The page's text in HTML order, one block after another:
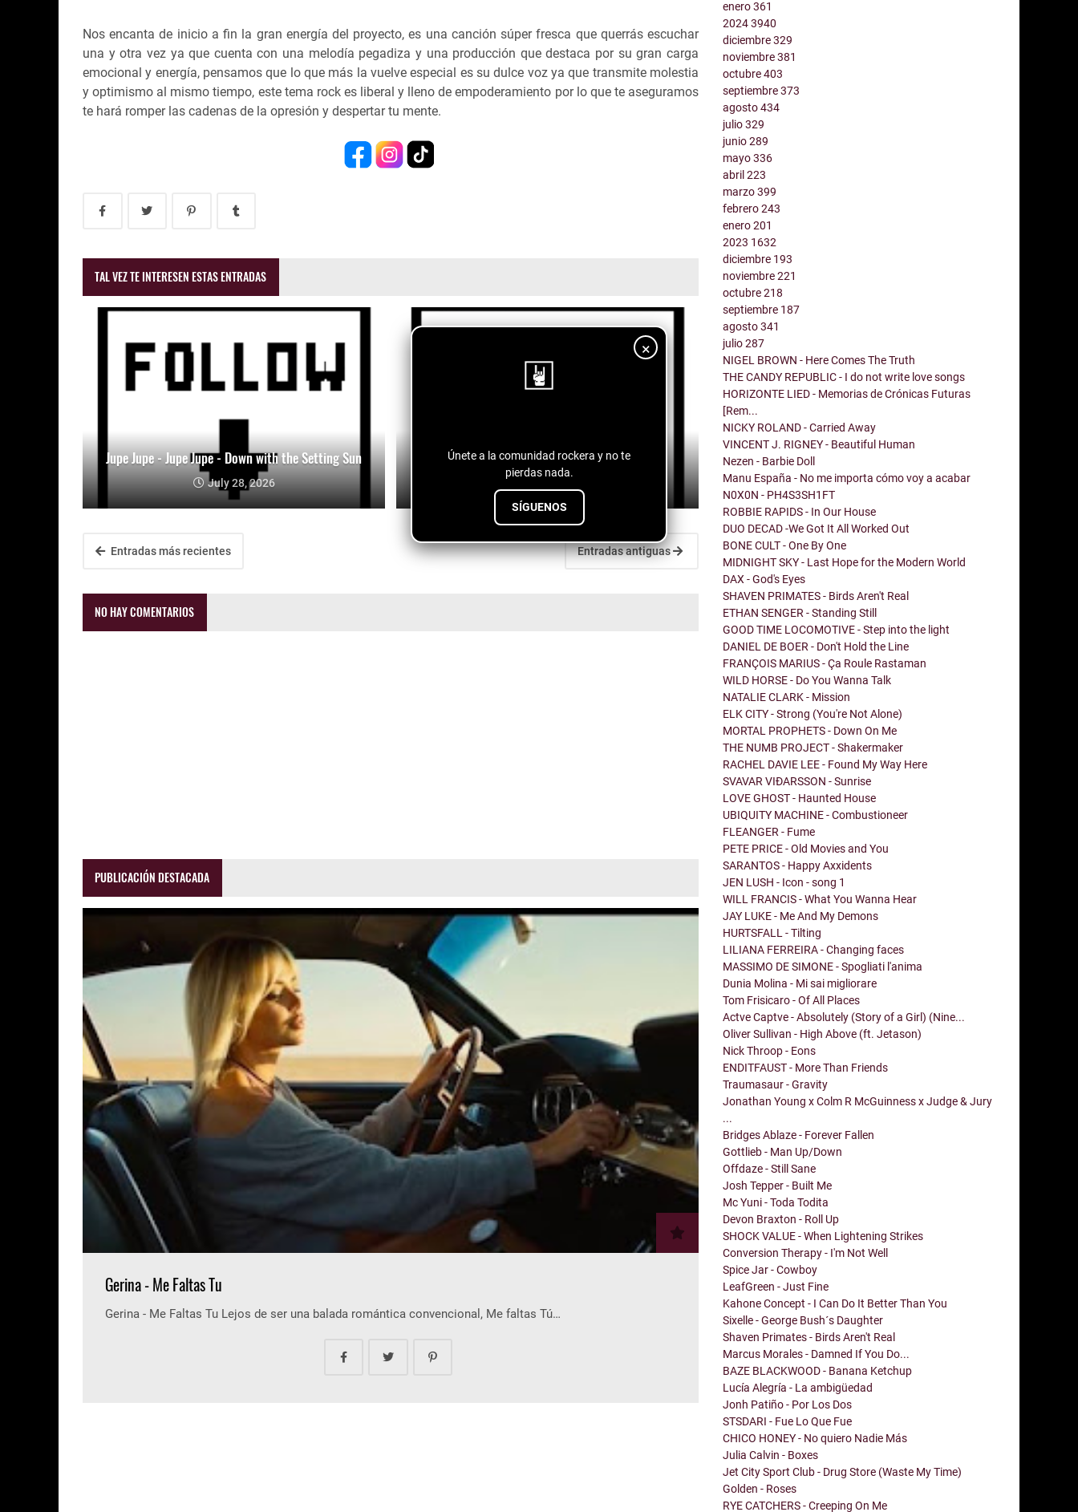
×
Únete a la comunidad rockera y no te
pierdas nada.
SÍGUENOS
Nos encanta de inicio a fin la gran energía del proyecto, es una canción súper fresca que querrás escuchar
una y otra vez ya que cuenta con una melodía pegadiza y una producción que destaca por su gran carga
emocional y energía, pensamos que lo que más la vuelve especial es su dulce voz ya que transmite molestia
y optimismo al mismo tiempo, este tema rock es liberal y lleno de empoderamiento por lo que te aseguramos
te hará romper las cadenas de la opresión y despertar tu mente.
TAL VEZ TE INTERESEN ESTAS ENTRADAS
Jupe Jupe - Jupe Jupe - Down with the Setting Sun
July 28, 2026
Dos Santos - Es Amor
Entradas más recientes Entradas antiguas
NO HAY COMENTARIOS
PUBLICACIÓN DESTACADA
Gerina - Me Faltas Tu
Gerina - Me Faltas Tu Lejos de ser una balada romántica convencional, Me faltas Tú…
enero361
20243940
diciembre329
noviembre381
octubre403
septiembre373
agosto434
julio329
junio289
mayo336
abril223
marzo399
febrero243
enero201
2023 1632
diciembre 193
noviembre221
octubre218
septiembre 187
agosto341
julio287
NIGEL BROWN - Here Comes The Truth
THE CANDY REPUBLIC - I do not write love songs
HORIZONTE LIED - Memorias de Crónicas Futuras
[Rem...
NICKY ROLAND - Carried Away
VINCENT J. RIGNEY - Beautiful Human
Nezen - Barbie Doll
Manu España - No me importa cómo voy a acabar
N0X0N - PH4S3SH1FT
ROBBIE RAPIDS - In Our House
DUO DECAD -We Got It All Worked Out
BONE CULT - One By One
MIDNIGHT SKY - Last Hope for the Modern World
DAX - God's Eyes
SHAVEN PRIMATES - Birds Aren't Real
ETHAN SENGER - Standing Still
GOOD TIME LOCOMOTIVE - Step into the light
DANIEL DE BOER - Don't Hold the Line
FRANÇOIS MARIUS - Ça Roule Rastaman
WILD HORSE - Do You Wanna Talk
NATALIE CLARK - Mission
ELK CITY - Strong (You're Not Alone)
MORTAL PROPHETS - Down On Me
THE NUMB PROJECT - Shakermaker
RACHEL DAVIE LEE - Found My Way Here
SVAVAR VIÐARSSON - Sunrise
LOVE GHOST - Haunted House
UBIQUITY MACHINE - Combustioneer
FLEANGER - Fume
PETE PRICE - Old Movies and You
SARANTOS - Happy Axxidents
JEN LUSH - Icon - song 1
WILL FRANCIS - What You Wanna Hear
JAY LUKE - Me And My Demons
HURTSFALL - Tilting
LILIANA FERREIRA - Changing faces
MASSIMO DE SIMONE - Spogliati l'anima
Dunia Molina - Mi sai migliorare
Tom Frisicaro - Of All Places
Actve Captve - Absolutely (Story of a Girl) (Nine...
Oliver Sullivan - High Above (ft. Jetason)
Nick Throop - Eons
ENDITFAUST - More Than Friends
Traumasaur - Gravity
Jonathan Young x Colm R McGuinness x Judge & Jury
...
Bridges Ablaze - Forever Fallen
Gottlieb - Man Up/Down
Offdaze - Still Sane
Josh Tepper - Built Me
Mc Yuni - Toda Todita
Devon Braxton - Roll Up
SHOCK VALUE - When Lightening Strikes
Conversion Therapy - I'm Not Well
Spice Jar - Cowboy
LeafGreen - Just Fine
Kahone Concept - I Can Do It Better Than You
Sixelle - George Bush´s Daughter
Shaven Primates - Birds Aren't Real
Marcus Morales - Damned If You Do...
BAZE BLACKWOOD - Banana Ketchup
Lucía Alegría - La ambigüedad
Jonh Patiño - Por Los Dos
STSDARI - Fue Lo Que Fue
CHICO HONEY - No quiero Nadie Más
Julia Calvin - Boxes
Jet City Sport Club - Drug Store (Waste My Time)
Golden - Roses
RYE CATCHERS - Creeping On Me